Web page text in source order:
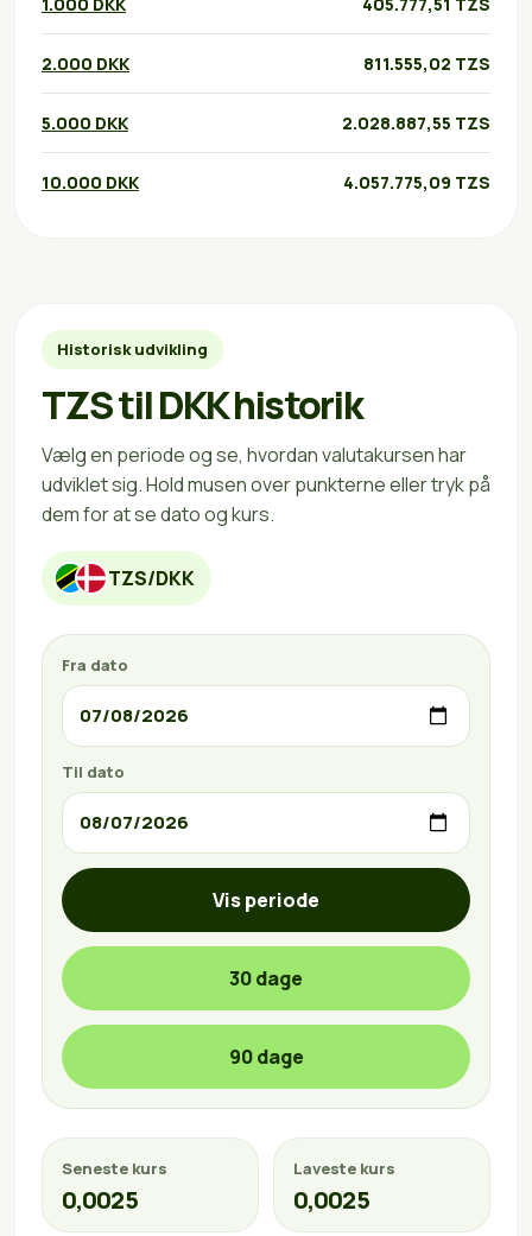
2.000 DKK 811.555,02 TZS
5.000 DKK 2.028.887,55 TZS
10.000 DKK 4.057.775,09 TZS
Historisk udvikling
TZS til DKK historik
Vælg en periode og se, hvordan valutakursen har
udviklet sig. Hold musen over punkterne eller tryk på
dem for at se dato og kurs.
TZS/DKK
Fra dato
Til dato
Vis periode
30 dage
90 dage
Seneste kurs
0,0025
Laveste kurs
0,0025